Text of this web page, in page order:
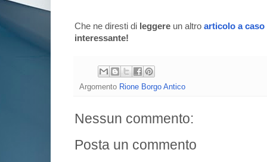
Che ne diresti di leggere un altro articolo a caso
interessante!
Argomento Rione Borgo Antico
Nessun commento:
Posta un commento